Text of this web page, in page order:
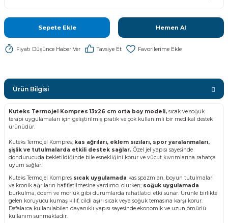
Sepete Ekle Hemen Al
Fiyatı Düşünce Haber Ver Tavsiye Et
Ürün Bilgisi
Kuteks Termojel Kompres 13x26 cm orta boy modeli, sıcak ve soğuk
terapi uygulamaları için geliştirilmiş pratik ve çok kullanımlı bir medikal destek
ürünüdür.
Kuteks Termojel Kompres; kas ağrıları, eklem sızıları, spor yaralanmaları,
şişlik ve tutulmalarda etkili destek sağlar. Özel jel yapısı sayesinde
dondurucuda bekletildiğinde bile esnekliğini korur ve vücut kıvrımlarına rahatça
uyum sağlar.
Kuteks Termojel Kompres sıcak uygulamada kas spazmları, boyun tutulmaları
ve kronik ağrıların hafifletilmesine yardımcı olurken; soğuk uygulamada
burkulma, ödem ve morluk gibi durumlarda rahatlatıcı etki sunar. Ürünle birlikte
gelen koruyucu kumaş kılıf, cildi aşırı sıcak veya soğuk temasına karşı korur.
Defalarca kullanılabilen dayanıklı yapısı sayesinde ekonomik ve uzun ömürlü
kullanım sunmaktadır.